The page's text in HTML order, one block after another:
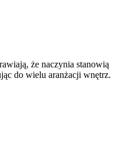
że naczynia stanowią
do wielu aranżacji wnętrz.